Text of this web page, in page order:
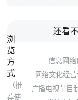
能
还看
信息网
网络文化经
广播电视节目
浏
览
方
式
（推
荐使